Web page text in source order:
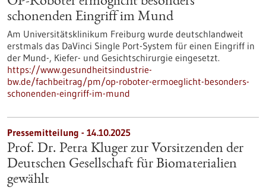
schonenden Eingriff im Mund
Am Universitätsklinikum Freiburg wurde deutschlandweit
erstmals das DaVinci Single Port-System für einen Eingriff in
der Mund-, Kiefer- und Gesichtschirurgie eingesetzt.
https://www.gesundheitsindustrie-
bw.de/fachbeitrag/pm/op-roboter-ermoeglicht-besonders-
schonenden-eingriff-im-mund
Pressemitteilung - 14.10.2025
Prof. Dr. Petra Kluger zur Vorsitzenden der
Deutschen Gesellschaft für Biomaterialien
gewählt